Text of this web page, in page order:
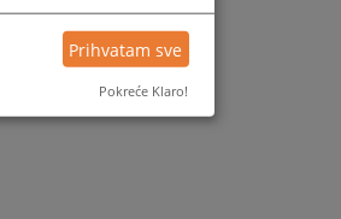
Prihvatam sve
Pokreće Klaro!